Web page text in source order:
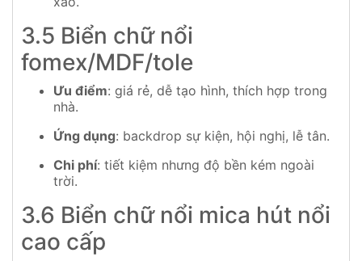
3.5 Biển chữ nổi
fomex/MDF/tole
Ưu điểm: giá rẻ, dễ tạo hình, thích hợp trong
nhà.
Ứng dụng: backdrop sự kiện, hội nghị, lễ tân.
Chi phí: tiết kiệm nhưng độ bền kém ngoài
trời.
3.6 Biển chữ nổi mica hút nổi
cao cấp